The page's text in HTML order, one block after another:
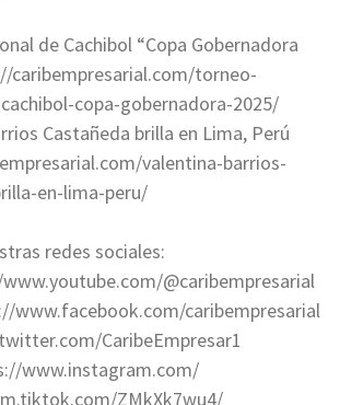
de Cachibol “Copa Gobernadora
caribempresarial.com/torneo-
copa-gobernadora-2025/
Castañeda brilla en Lima, Perú
valentina-barrios-
en-lima-peru/
redes sociales:
@caribempresarial
www.facebook.com/caribempresarial
CaribeEmpresar1
www.instagram.com/
ZMkXk7wu4/